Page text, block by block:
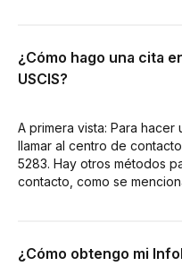
¿Cómo hago una cita
USCIS?
A primera vista: Para hacer
llamar al centro de
5283. Hay otros métodos
contacto, como se
¿Cómo obtengo mi